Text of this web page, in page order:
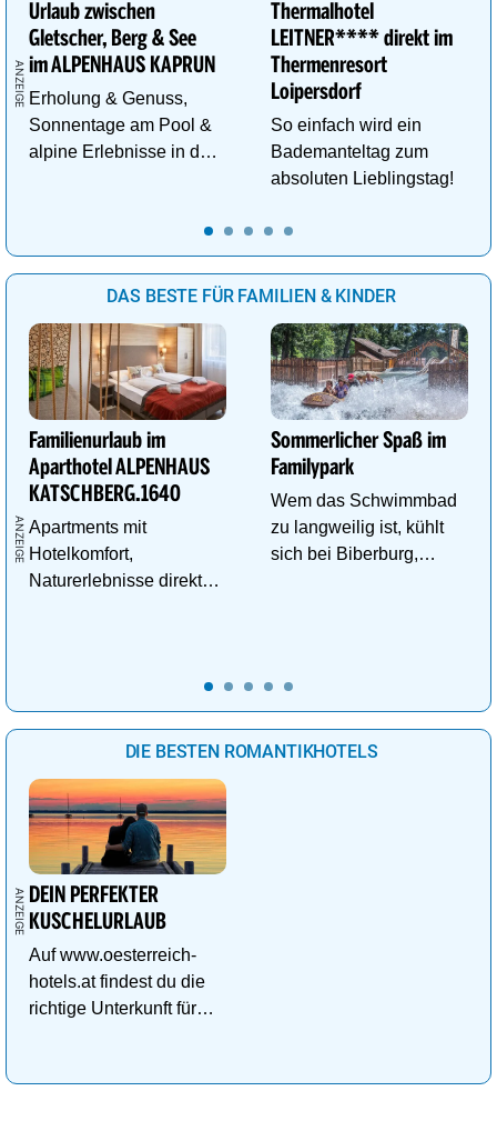
Urlaub zwischen
Gletscher, Berg & See
im ALPENHAUS KAPRUN
Erholung & Genuss,
Sonnentage am Pool &
alpine Erlebnisse in den
Thermalhotel
LEITNER**** direkt im
Thermenresort
Loipersdorf
So einfach wird ein
Bademanteltag zum
absoluten Lieblingstag!
DAS BESTE FÜR FAMILIEN & KINDER
Familienurlaub im
Aparthotel ALPENHAUS
KATSCHBERG.1640
Apartments mit
Hotelkomfort,
Naturerlebnisse direkt
Sommerlicher Spaß im
Familypark
Wem das Schwimmbad
zu langweilig ist, kühlt
sich bei Biberburg,
DIE BESTEN ROMANTIKHOTELS
DEIN PERFEKTER
KUSCHELURLAUB
Auf www.oesterreich-
hotels.at findest du die
richtige Unterkunft für